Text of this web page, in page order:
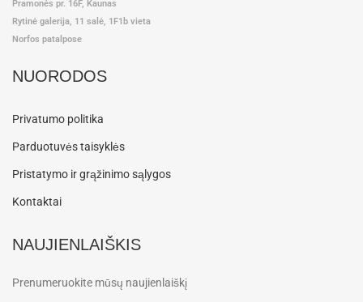
Pramonės pr. 16F, Kaunas
Rytinė galerija, 11 salė, 1F1b vieta
Norfos patalpose
NUORODOS
Privatumo politika
Parduotuvės taisyklės
Pristatymo ir grąžinimo sąlygos
Kontaktai
NAUJIENLAIŠKIS
Prenumeruokite mūsų naujienlaiškį